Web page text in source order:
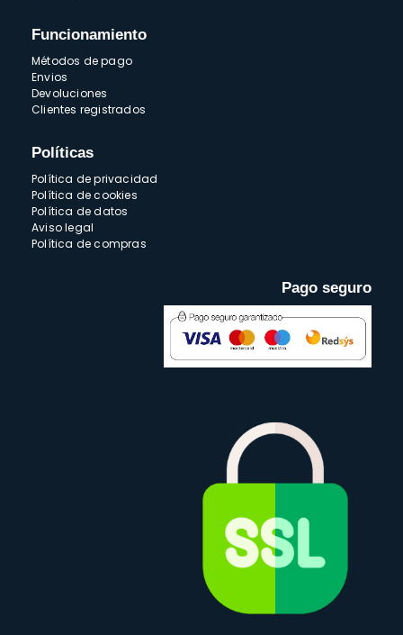
Funcionamiento
Métodos de pago
Envios
Devoluciones
Clientes registrados
Políticas
Política de privacidad
Política de cookies
Política de datos
Aviso legal
Política de compras
Pago seguro